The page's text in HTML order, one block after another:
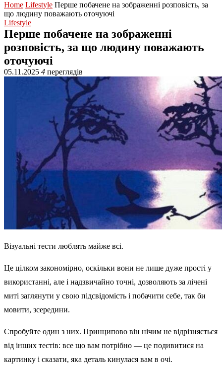
Home Lifestyle Перше побачене на зображенні розповість, за
що людину поважають оточуючі
Lifestyle
Перше побачене на зображенні
розповість, за що людину поважають
оточуючі
05.11.2025 4 переглядів
Візуальні тести люблять майже всі.
Це цілком закономірно, оскільки вони не лише дуже прості у
використанні, але і надзвичайно точні, дозволяють за лічені
миті заглянути у свою підсвідомість і побачити себе, так би
мовити, зсередини.
Спробуйте один з них. Принципово він нічим не відрізняється
від інших тестів: все що вам потрібно — це подивитися на
картинку і сказати, яка деталь кинулася вам в очі.